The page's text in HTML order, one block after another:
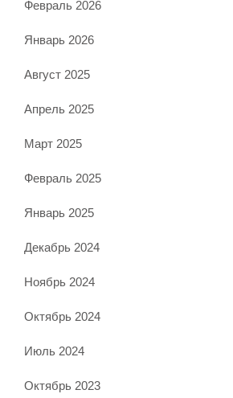
Февраль 2026
Январь 2026
Август 2025
Апрель 2025
Март 2025
Февраль 2025
Январь 2025
Декабрь 2024
Ноябрь 2024
Октябрь 2024
Июль 2024
Октябрь 2023